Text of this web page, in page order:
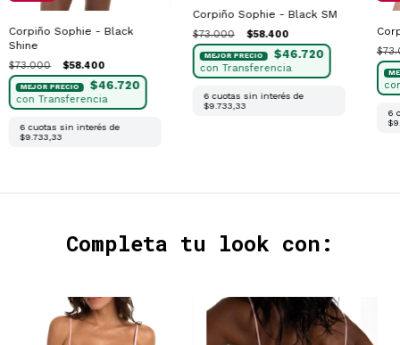
Corpiño Sophie - Black
Shine
$73.000 $58.400
$46.720
6 cuotas sin interés de
$9.733,33
Corpiño Sophie - Black SM
$73.000 $58.400
$46.720
6 cuotas sin interés de
$9.733,33
6
Completa tu look con: